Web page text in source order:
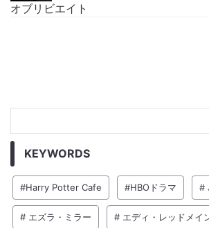
オブリビエイト
KEYWORDS
#Harry Potter Cafe #HBOドラマ #
# エズラ・ミラー # エディ・レッドメイ